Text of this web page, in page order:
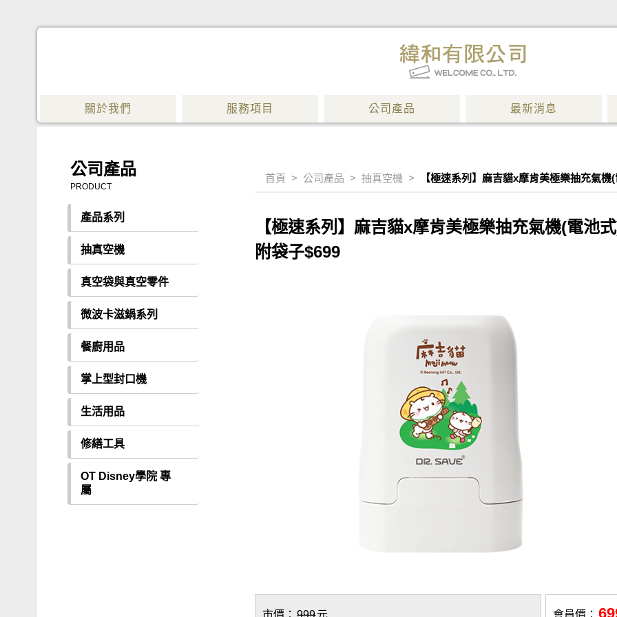
關於我們 服務項目 公司產品 最新消息
公司產品
PRODUCT
產品系列
抽真空機
真空袋與真空零件
微波卡滋鍋系列
餐廚用品
掌上型封口機
生活用品
修繕工具
OT Disney學院 專
屬
首頁 > 公司產品 > 抽真空機 > 【極速系列】麻吉貓x摩肯美極樂抽充氣
【極速系列】麻吉貓x摩肯美極樂抽充氣機(電池
附袋子$699
市價： 999元 會員價：